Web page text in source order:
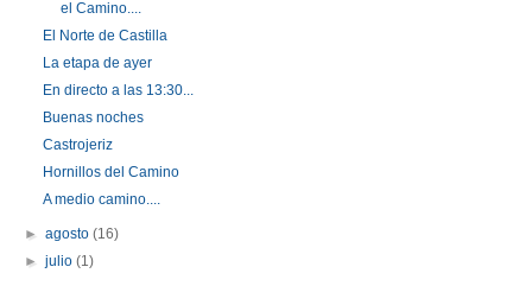
el Camino....
El Norte de Castilla
La etapa de ayer
En directo a las 13:30...
Buenas noches
Castrojeriz
Hornillos del Camino
A medio camino....
►agosto(16)
►julio(1)